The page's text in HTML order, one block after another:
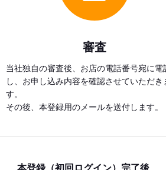
審査
当社独自の審査後、お店の電話番号宛に電
し、お申し込み内容を確認させていただき
す。
その後、本登録用のメールを送付します。